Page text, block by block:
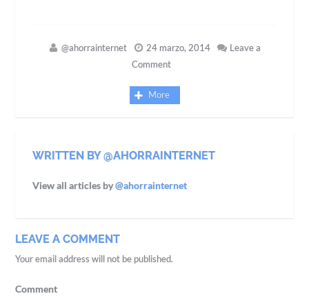
@ahorrainternet 24 marzo, 2014
Leave a
Comment
More
WRITTEN BY @AHORRAINTERNET
View all articles by@ahorrainternet
LEAVE A COMMENT
Your email address will not be published.
Comment